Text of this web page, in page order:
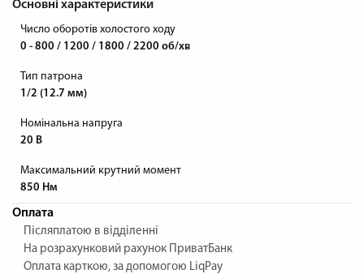
Основні характеристики
Число оборотів холостого ходу
0 - 800 / 1200 / 1800 / 2200 об/хв
Тип патрона
1/2 (12.7 мм)
Номінальна напруга
20 В
Максимальний крутний момент
850 Нм
Оплата
Післяплатою в відділенні
На розрахунковий рахунок ПриватБанк
Оплата карткою, за допомогою LiqPay